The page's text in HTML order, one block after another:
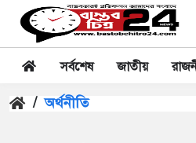
সর্বশেষ জাতীয়
/ অর্থনীতি